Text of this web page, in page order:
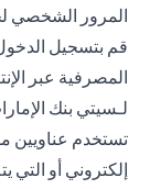
المرور الشخصي
قم بتسجيل
المصرفية عبر
لـسيتي بنك
تستخدم عناويين
إلكتروني أو